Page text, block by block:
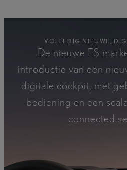
VOLLEDIG NIEUWE,
De nieuwe ES
introductie van een
digitale cockpit, met
bediening en een
connected